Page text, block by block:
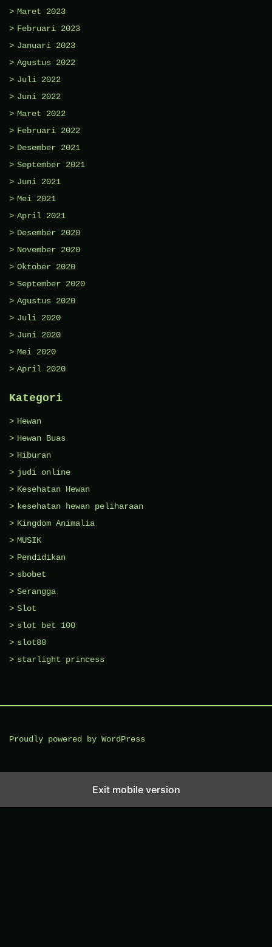
Maret 2023
Februari 2023
Januari 2023
Agustus 2022
Juli 2022
Juni 2022
Maret 2022
Februari 2022
Desember 2021
September 2021
Juni 2021
Mei 2021
April 2021
Desember 2020
November 2020
Oktober 2020
September 2020
Agustus 2020
Juli 2020
Juni 2020
Mei 2020
April 2020
Kategori
Hewan
Hewan Buas
Hiburan
judi online
Kesehatan Hewan
kesehatan hewan peliharaan
Kingdom Animalia
MUSIK
Pendidikan
sbobet
Serangga
Slot
slot bet 100
slot88
starlight princess
Proudly powered by WordPress
Exit mobile version